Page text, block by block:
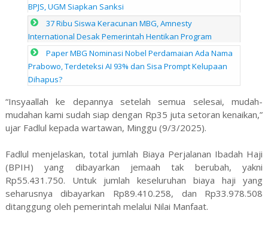
BPJS, UGM Siapkan Sanksi
37 Ribu Siswa Keracunan MBG, Amnesty
International Desak Pemerintah Hentikan Program
Paper MBG Nominasi Nobel Perdamaian Ada Nama
Prabowo, Terdeteksi AI 93% dan Sisa Prompt Kelupaan
Dihapus?
“Insyaallah ke depannya setelah semua selesai, mudah-
mudahan kami sudah siap dengan Rp35 juta setoran kenaikan,”
ujar Fadlul kepada wartawan, Minggu (9/3/2025).
Fadlul menjelaskan, total jumlah Biaya Perjalanan Ibadah Haji
(BPIH) yang dibayarkan jemaah tak berubah, yakni
Rp55.431.750. Untuk jumlah keseluruhan biaya haji yang
seharusnya dibayarkan Rp89.410.258, dan Rp33.978.508
ditanggung oleh pemerintah melalui Nilai Manfaat.